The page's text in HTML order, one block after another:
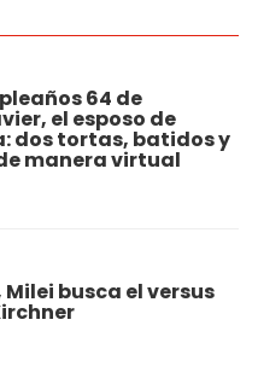
64 de
el esposo de
dos tortas, batidos y
manera virtual
busca el versus